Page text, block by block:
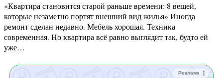
«Квартира становится старой раньше времени: 8 вещей,
которые незаметно портят внешний вид жилья» Иногда
ремонт сделан недавно. Мебель хорошая. Техника
современная. Но квартира всё равно выглядит так, будто ей
уже…
Реклама